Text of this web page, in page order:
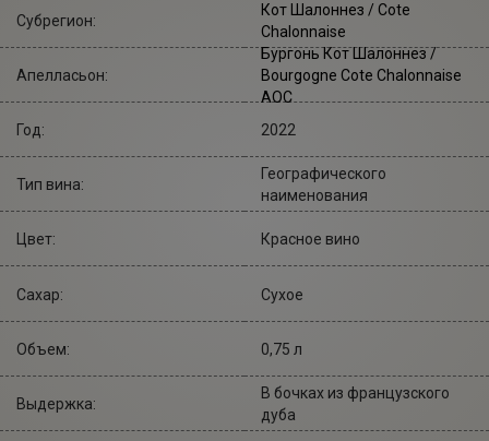
Субрегион:
Кот Шалоннез / Cote
Chalonnaise
Апелласьон:
Бургонь Кот Шалоннез /
Bourgogne Cote Chalonnaise
AOC
Год:
2022
Тип вина:
Географического
наименования
Цвет: Красное вино
Сахар: Сухое
Объем: 0,75 л
Выдержка:
В бочках из французского
дуба